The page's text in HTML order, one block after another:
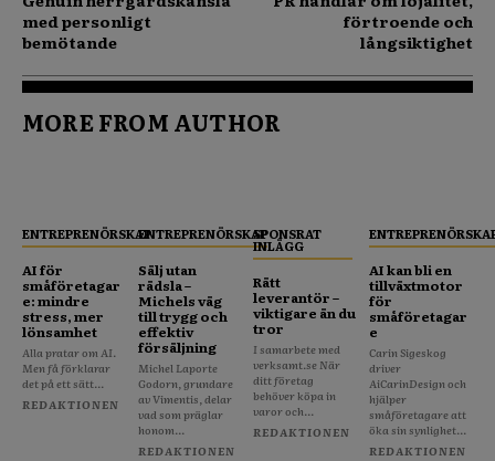
med personligt
bemötande
förtroende och
långsiktighet
MORE FROM AUTHOR
ENTREPRENÖRSKAP
AI för
småföretagar
e: mindre
stress, mer
lönsamhet
Alla pratar om AI.
Men få förklarar
det på ett sätt...
REDAKTIONEN
ENTREPRENÖRSKAP
Sälj utan
rädsla –
Michels väg
till trygg och
effektiv
försäljning
Michel Laporte
Godorn, grundare
av Vimentis, delar
vad som präglar
honom...
REDAKTIONEN
SPONSRAT
INLÄGG
Rätt
leverantör –
viktigare än du
tror
I samarbete med
verksamt.se När
ditt företag
behöver köpa in
varor och...
REDAKTIONEN
AI kan bli en
tillväxtmotor
för
småföretagar
e
Carin Sigeskog
driver
AiCarinDesign och
hjälper
småföretagare att
öka sin synlighet...
REDAKTIONEN